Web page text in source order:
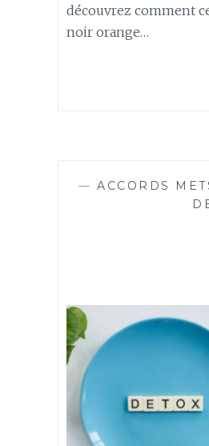
découvrez comment
noir orange…
—ACCORDS